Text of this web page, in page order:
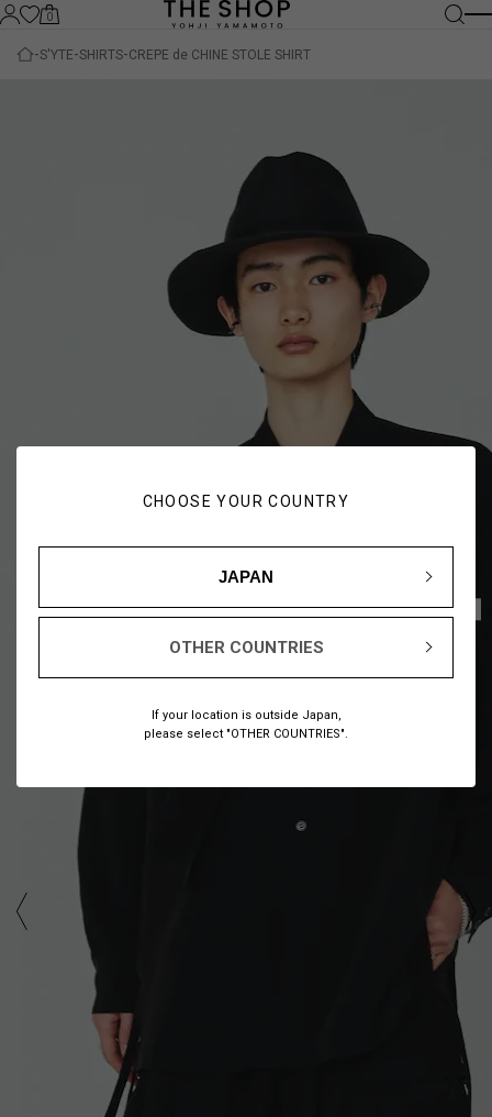
CHOOSE YOUR COUNTRY
JAPAN
OTHER COUNTRIES
If your location is outside Japan,
please select "OTHER COUNTRIES".
0
S'YTE SHIRTS CREPE de CHINE STOLE SHIRT
1/